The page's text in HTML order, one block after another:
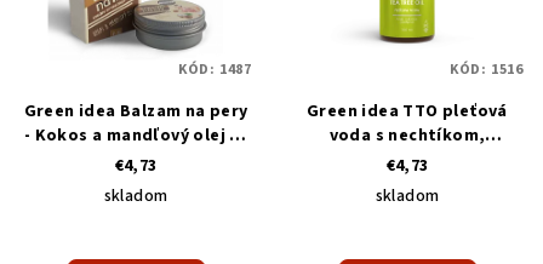
Green idea Balzam na pery
- Kokos a mandľový olej 15
ml
€4,73
skladom
KÓD: 1487
Green idea TTO pleťová
voda s nechtíkom,
pantenolom a zinkom bez
alkoholu 100 ml
€4,73
skladom
KÓD: 1516